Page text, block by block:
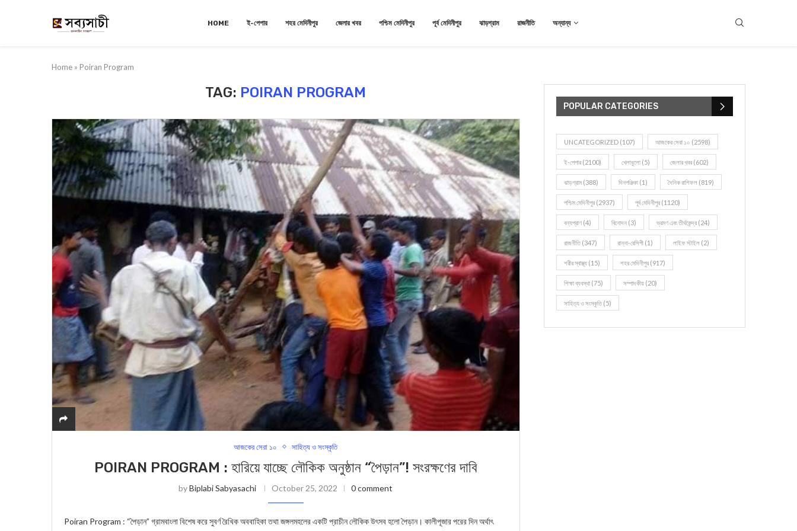
HOME ই-পেপার শহর মেদিনীপুর জেলার খবর পশ্চিম মেদিনীপুর পূর্ব মেদিনীপুর ঝাড়গ্রাম রাজনীতি অন্যান্য
Home » Poiran Program
TAG: POIRAN PROGRAM
আজকের সেরা ১০ সাহিত্য ও সংস্কৃতি
POIRAN PROGRAM : হারিয়ে য‍াচ্ছে লৌকিক অনুষ্ঠান “পৈড়ান”! সংরক্ষণের দাবি
byBiplabi Sabyasachi October 25, 2022 0 comment
Poiran Program : “পৈড়ান” গ্রামবাংলা বিশেষ করে সুবর্ণ রৈখিক অববাহিকা তথা জঙ্গলমহলের একটি প্রাচীন লৌকিক উৎসব হলো পৈড়ান। কালীপূজার পরের দিন অর্থাৎ
POPULAR CATEGORIES
UNCATEGORIZED (107) আজকের সেরা ১০ (2598)
ই-পেপার (2100) খেলাধূলো (5) জেলার খবর (602)
ঝাড়গ্রাম (388) দিনপঞ্জিকা (1) দৈনিক রাশিফল (819)
পশ্চিম মেদিনীপুর (2937) পূর্ব মেদিনীপুর (1120)
বন্যপ্রাণ (4) বিনোদন (3) ভ্রমণ এবং তীর্থকেন্দ্র (24)
রাজনীতি(347) রান্না-রেসিপী (1) লাইফ স্টাইল (2)
শরীর স্বাস্থ্য (15) শহর মেদিনীপুর (917)
শিক্ষা ব্যবস্থা (75) সম্পাদকীয় (20)
সাহিত্য ও সংস্কৃতি(5)